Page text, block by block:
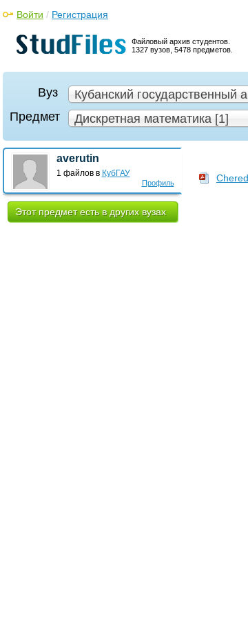
Файловый архив студентов.
1327 вузов, 5478 предметов.
Войти / Регистрация
Вуз
Кубанский государственный
Предмет
Дискретная математика [1]
Профиль
averutin
1 файлов в КубГАУ
Этот предмет есть в других вузах